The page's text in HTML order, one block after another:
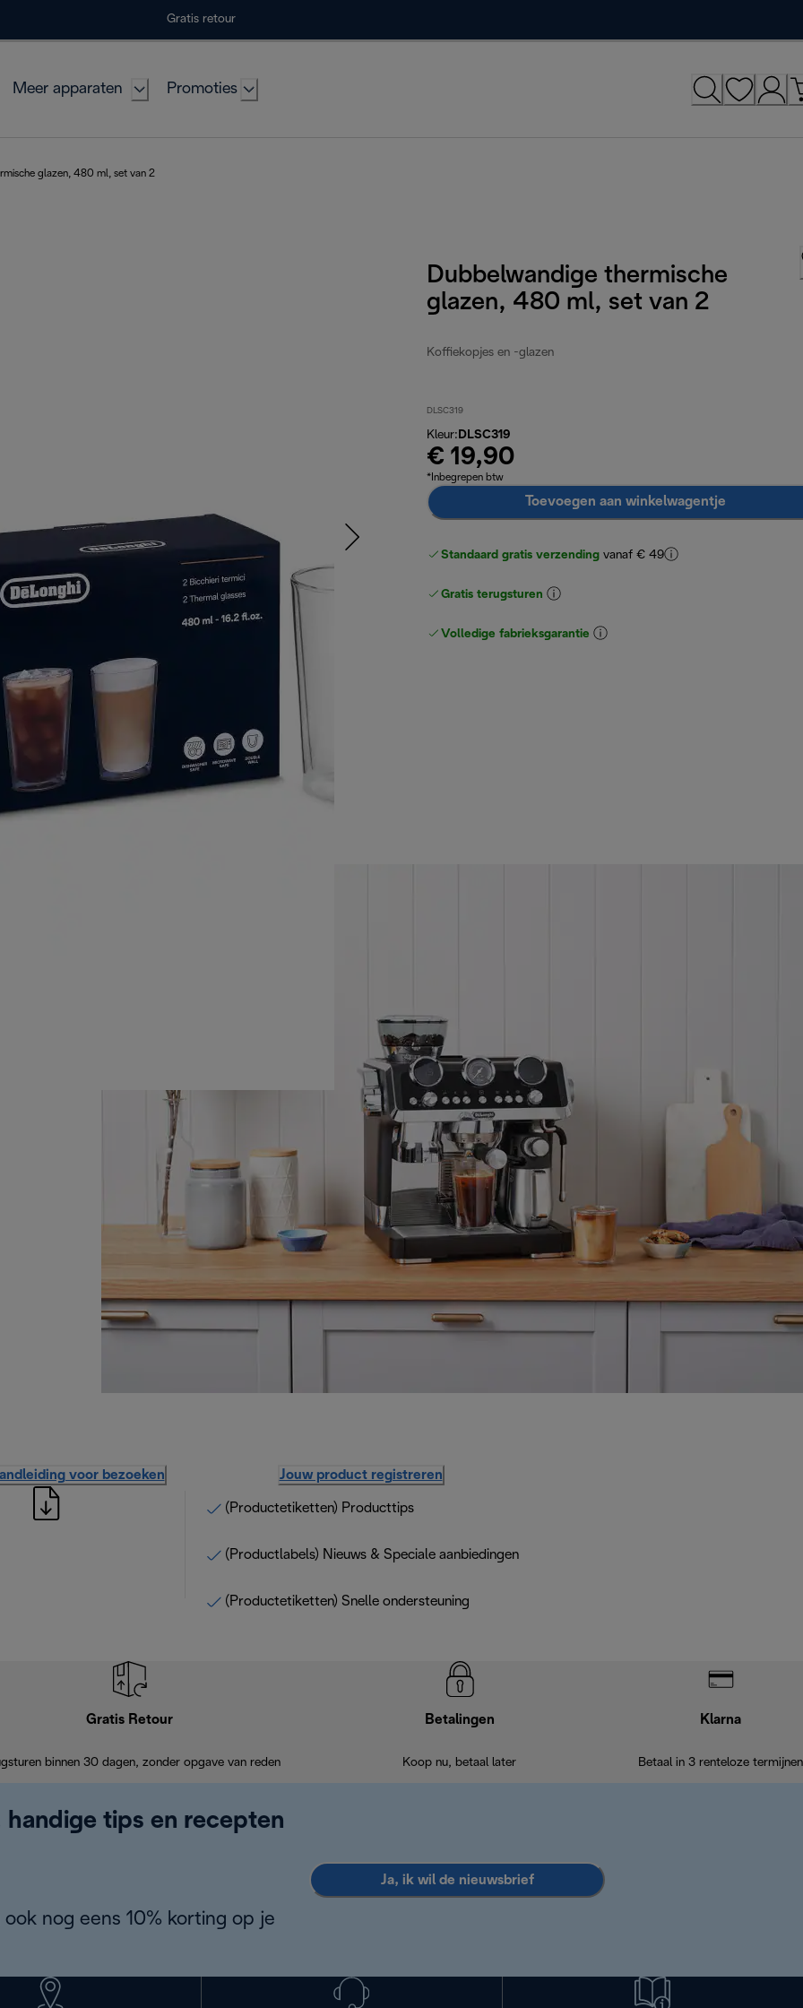
Gratis retour
Meer apparaten Promoties
glazen, 480 ml, set van 2
Dubbelwandige thermische
glazen, 480 ml, set van 2
Koffiekopjes en -glazen
DLSC319
Kleur: DLSC319
€ 19,90
*Inbegrepen btw
Toevoegen aan winkelwagentje
Standaard gratis verzending vanaf € 49
Gratis terugsturen
Volledige fabrieksgarantie
voor bezoeken Jouw product registreren
(Productetiketten) Producttips
(Productlabels) Nieuws & Speciale aanbiedingen
(Productetiketten) Snelle ondersteuning
Gratis Retour
binnen 30 dagen, zonder opgave van reden
Betalingen
Koop nu, betaal later
Klarna
Betaal in 3 renteloze termijnen
handige tips en recepten
nog eens 10% korting op je
Ja, ik wil de nieuwsbrief